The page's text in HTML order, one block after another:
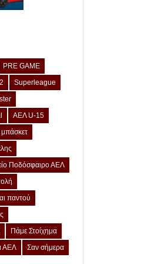
PRE GAME
Superleague
ΑΕΛ U-15
Ποδόσφαιρο ΑΕΛ
παντού
Πάμε Στοίχημα
ΑΕΛ
Σαν σήμερα